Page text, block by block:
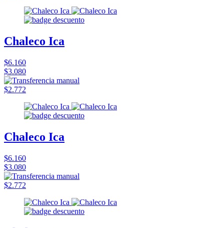
Chaleco Ica
$6.160
$3.080
$2.772
Chaleco Ica
$6.160
$3.080
$2.772